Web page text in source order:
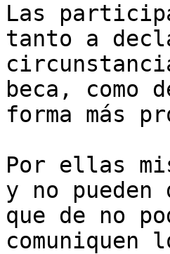
Las
tanto a
beca,
forma más
Por ellas
y no
que de no